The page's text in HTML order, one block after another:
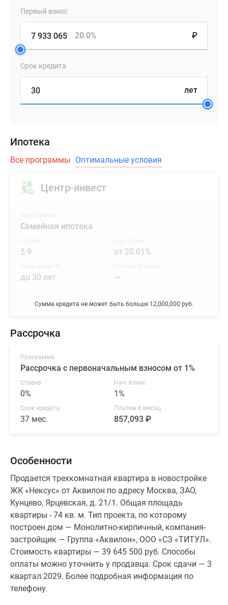
Первый взнос
₽
20.0%
Срок кредита
лет
Ипотека
Все программы Оптимальные условия
Центр-инвест
Сумма кредита не может быть больше 12,000,000 руб.
Семейная ипотека
5.9 от 20.01%
до 30 лет —
Рассрочка
Программа
Рассрочка с первоначальным взносом от 1%
Ставка
0%
Нач. взнос
1%
Срок кредита
37 мес.
Платеж в месяц
857,093 ₽
Особенности
Продается трехкомнатная квартира в новостройке
ЖК «Нексус» от Аквилон по адресу Москва, ЗАО,
Кунцево, Ярцевская, д. 21/1. Общая площадь
квартиры - 74 кв. м. Тип проекта, по которому
построен дом — Монолитно-кирпичный, компания-
застройщик — Группа «Аквилон», ООО «СЗ «ТИТУЛ».
Стоимость квартиры — 39 645 500 руб. Способы
оплаты можно уточнить у продавца. Срок сдачи — 3
квартал 2029. Более подробная информация по
телефону.